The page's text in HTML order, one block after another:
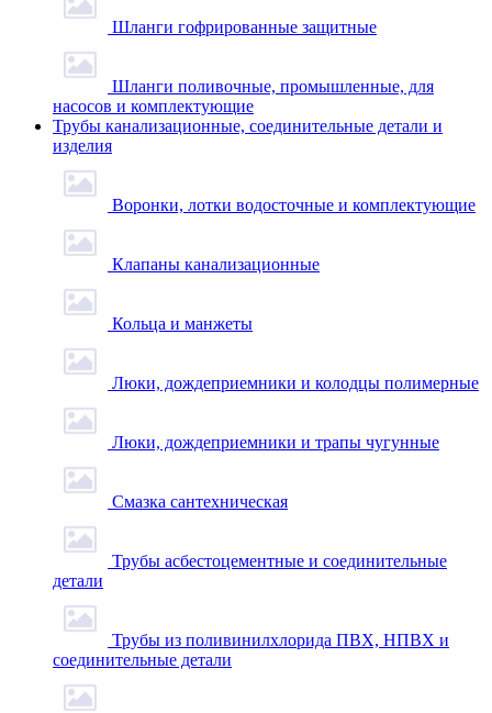
Шланги гофрированные защитные
Шланги поливочные, промышленные, для
насосов и комплектующие
Трубы канализационные, соединительные детали и
изделия
Воронки, лотки водосточные и комплектующие
Клапаны канализационные
Кольца и манжеты
Люки, дождеприемники и колодцы полимерные
Люки, дождеприемники и трапы чугунные
Смазка сантехническая
Трубы асбестоцементные и соединительные
детали
Трубы из поливинилхлорида ПВХ, НПВХ и
соединительные детали